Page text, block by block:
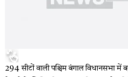
294 सीटों वाली पश्चिम बंगाल विधानसभा